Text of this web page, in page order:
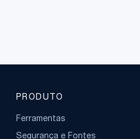
PRODUTO
Ferramentas
Segurança e Fontes